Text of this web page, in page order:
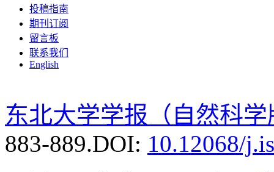
投稿指南
期刊订阅
留言板
联系我们
English
东北大学学报（自然科学
883-889.DOI: 10.12068/